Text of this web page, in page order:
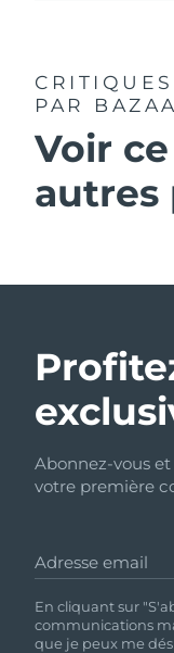
PAR
Voir
autres
Abonnez-vous
votre première
Adresse email
En cliquant sur
communications
que je peux me